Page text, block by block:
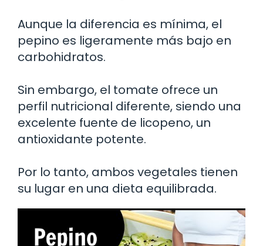
Aunque la diferencia es mínima, el
pepino es ligeramente más bajo en
carbohidratos.
Sin embargo, el tomate ofrece un
perfil nutricional diferente, siendo una
excelente fuente de licopeno, un
antioxidante potente.
Por lo tanto, ambos vegetales tienen
su lugar en una dieta equilibrada.